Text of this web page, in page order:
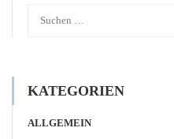
KATEGORIEN
ALLGEMEIN